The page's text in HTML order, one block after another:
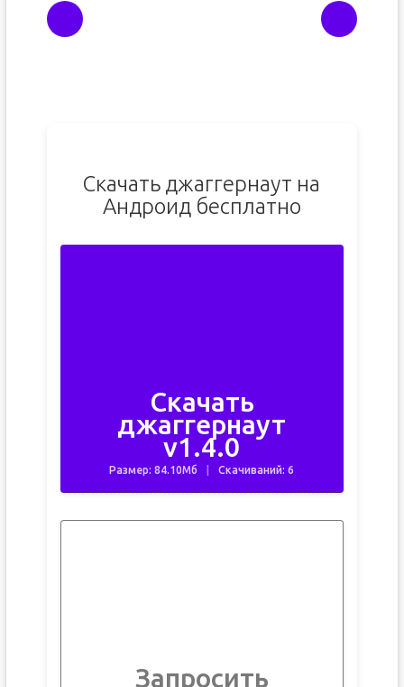
Скачать джаггернаут на
Андроид бесплатно
Скачать
джаггернаут
v1.4.0
Размер: 84.10Мб Скачиваний: 6
Запросить